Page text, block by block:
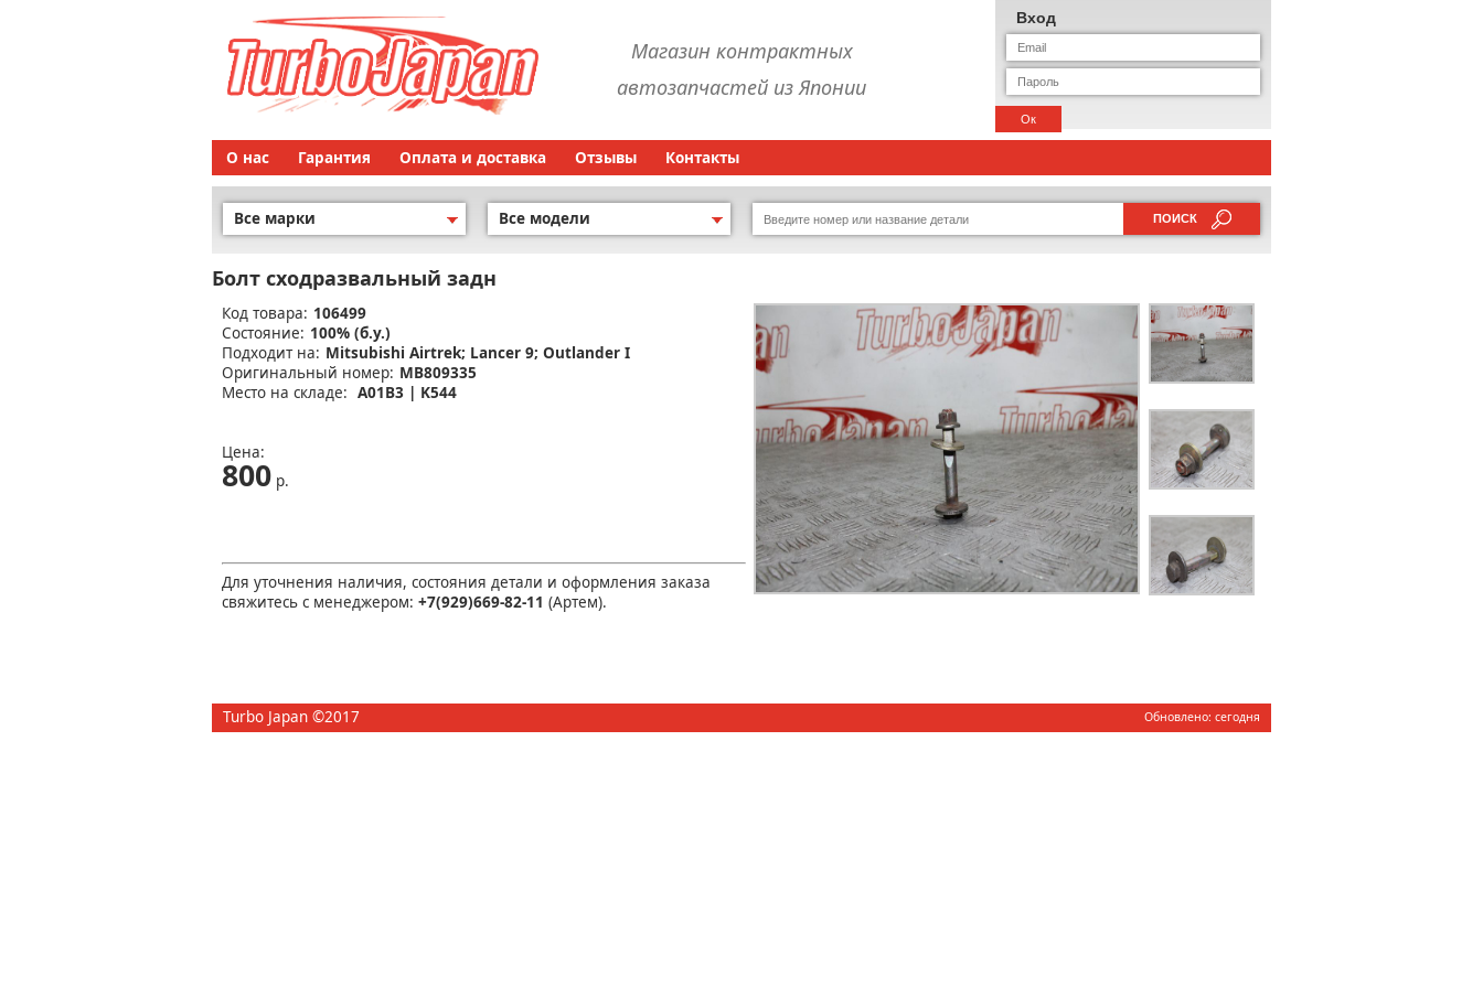
Магазин контрактных
автозапчастей из Японии
Вход
Ок
О нас Гарантия Оплата и доставка Отзывы Контакты
Все марки Все модели ПОИСК
Болт сходразвальный задн
Код товара: 106499
Состояние: 100% (б.у.)
Подходит на: Mitsubishi Airtrek; Lancer 9; Outlander I
Оригинальный номер: MB809335
Место на складе: A01B3 | K544
Цена:
800 р.
Для уточнения наличия, состояния детали и оформления заказа
свяжитесь с менеджером: +7(929)669-82-11 (Артем).
Turbo Japan ©2017 Обновлено: cегодня